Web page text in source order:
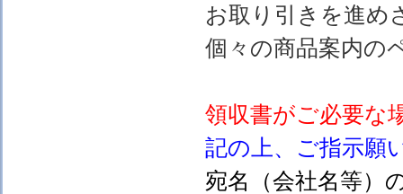
お取り引きを進め
個々の商品案内の
領収書がご必要な
記の上、ご指示願
宛名（会社名等）